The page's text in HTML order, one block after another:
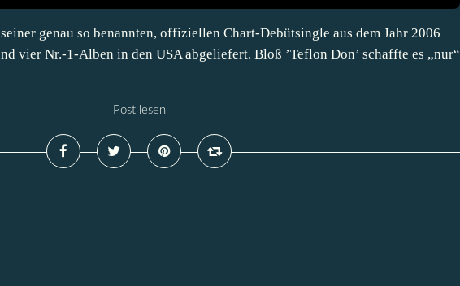
genau so benannten, offiziellen Chart-Debütsingle aus dem Jahr 2006
vier Nr.-1-Alben in den USA abgeliefert. Bloß ’Teflon Don’ schaffte es „nur“
Post lesen